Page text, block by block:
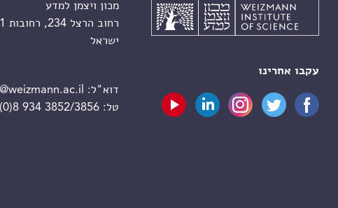
עקבו אחרינו
מכון ויצמן למדע
רחוב הרצל 234, רחובות 7610001
ישראל
דוא"ל:
טל:934 3852/3856